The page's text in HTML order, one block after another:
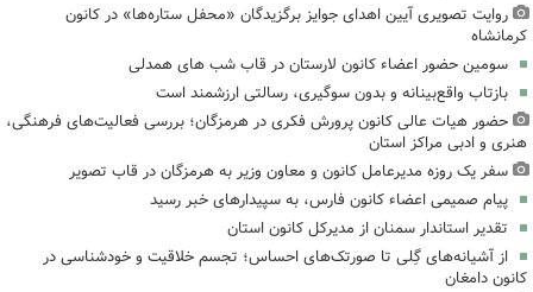
روایت تصویری آیین اهدای جوایز برگزیدگان «محفل ستاره‌ها» در کانون
کرمانشاه
سومین حضور اعضاء کانون لارستان در قاب شب های همدلی
بازتاب واقع‌بینانه و بدون سوگیری، رسالتی ارزشمند است
حضور هیات عالی کانون پرورش فکری در هرمزگان؛ بررسی فعالیت‌های فرهنگی،
هنری و ادبی مراکز استان
سفر یک روزه مدیرعامل کانون و معاون وزیر به هرمزگان در قاب تصویر
پیام صمیمی اعضاء کانون فارس، به سپیدارهای خبر رسید
تقدیر استاندار سمنان از مدیرکل کانون استان
از آشیانه‌های گِلی تا صورتک‌های احساس؛ تجسم خلاقیت و خودشناسی در
کانون دامغان